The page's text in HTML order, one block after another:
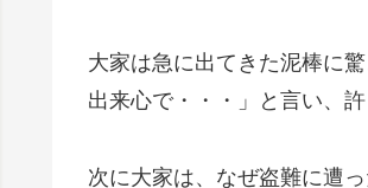
大家は急に出てきた泥棒に
出来心で・・・」と言い、許
次に大家は、なぜ盗難に遭